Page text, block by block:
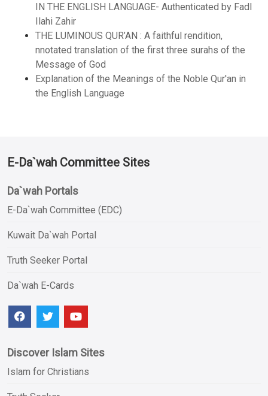
IN THE ENGLISH LANGUAGE- Authenticated by Fadl
Ilahi Zahir
THE LUMINOUS QUR’AN : A faithful rendition,
nnotated translation of the first three surahs of the
Message of God
Explanation of the Meanings of the Noble Qur'an in
the English Language
E-Da`wah Committee Sites
Da`wah Portals
E-Da`wah Committee (EDC)
Kuwait Da`wah Portal
Truth Seeker Portal
Da`wah E-Cards
Discover Islam Sites
Islam for Christians